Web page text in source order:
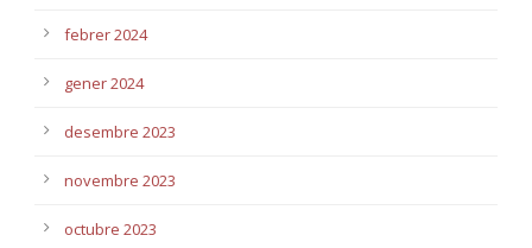
febrer 2024
gener 2024
desembre 2023
novembre 2023
octubre 2023